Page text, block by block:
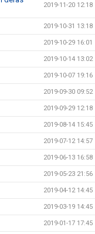
2019-11-20 12:18
2019-10-31 13:18
2019-10-29 16:01
2019-10-14 13:02
2019-10-07 19:16
2019-09-30 09:52
2019-09-29 12:18
2019-08-14 15:45
2019-07-12 14:57
2019-06-13 16:58
2019-05-23 21:56
2019-04-12 14:45
2019-03-19 14:45
2019-01-17 17:45